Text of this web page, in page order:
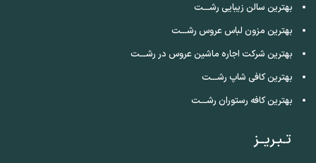
بهترین سالن زیبایی رشـــت
بهترین مزون لباس عروس رشـــت
بهترین شرکت اجاره ماشین عروس در رشـــت
بهترین کافی شاپ رشـــت
بهترین کافه رستوران رشـــت
تـبـریــز